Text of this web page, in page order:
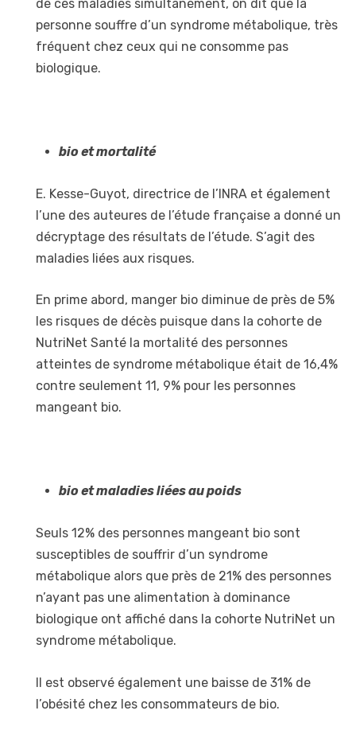
de ces maladies simultanément, on dit que la
personne souffre d’un syndrome métabolique, très
fréquent chez ceux qui ne consomme pas
biologique.
bio et mortalité
E. Kesse-Guyot, directrice de l’INRA et également
l’une des auteures de l’étude française a donné un
décryptage des résultats de l’étude. S’agit des
maladies liées aux risques.
En prime abord, manger bio diminue de près de 5%
les risques de décès puisque dans la cohorte de
NutriNet Santé la mortalité des personnes
atteintes de syndrome métabolique était de 16,4%
contre seulement 11, 9% pour les personnes
mangeant bio.
bio et maladies liées au poids
Seuls 12% des personnes mangeant bio sont
susceptibles de souffrir d’un syndrome
métabolique alors que près de 21% des personnes
n’ayant pas une alimentation à dominance
biologique ont affiché dans la cohorte NutriNet un
syndrome métabolique.
Il est observé également une baisse de 31% de
l’obésité chez les consommateurs de bio.